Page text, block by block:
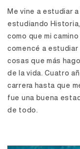
Me vine a estudiar
estudiando
como que mi
comencé a estudiar
cosas que más
de la vida. Cuatro
carrera hasta que
fue una buena
de todo.